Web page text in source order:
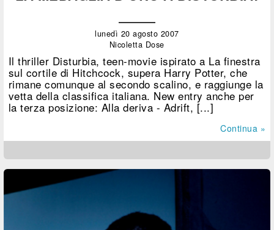
lunedì 20 agosto 2007
Nicoletta Dose
Il thriller Disturbia, teen-movie ispirato a La finestra
sul cortile di Hitchcock, supera Harry Potter, che
rimane comunque al secondo scalino, e raggiunge la
vetta della classifica italiana. New entry anche per
la terza posizione: Alla deriva - Adrift, [...]
Continua »